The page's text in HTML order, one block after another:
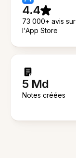
4.4
73 000+ avis sur
l'App Store
5 Md
Notes créées